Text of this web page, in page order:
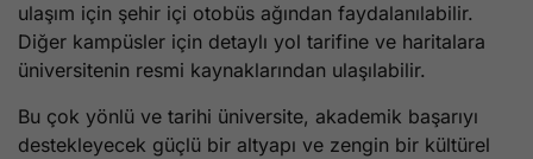
ulaşım için şehir içi otobüs ağından faydalanılabilir.
Diğer kampüsler için detaylı yol tarifine ve haritalara
üniversitenin resmi kaynaklarından ulaşılabilir.
Bu çok yönlü ve tarihi üniversite, akademik başarıyı
destekleyecek güçlü bir altyapı ve zengin bir kültürel